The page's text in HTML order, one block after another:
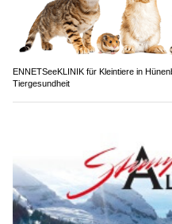
ENNETSeeKLINIK für Kleintiere in
Tiergesundheit